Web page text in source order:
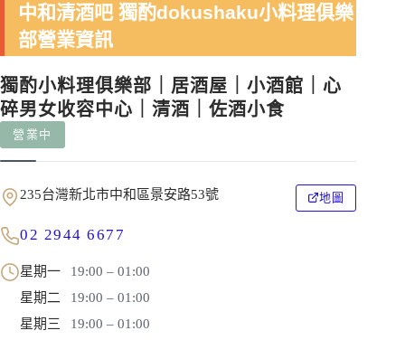
中和清酒吧 獨酌dokushaku小料理俱樂
部營業資訊
獨酌小料理俱樂部｜居酒屋｜小酒館｜心
碎男女收容中心｜清酒｜佐酒小食
營業中
235台灣新北市中和區景安路53號 地圖
02 2944 6677
星期一
19:00 – 01:00
星期二
19:00 – 01:00
星期三
19:00 – 01:00